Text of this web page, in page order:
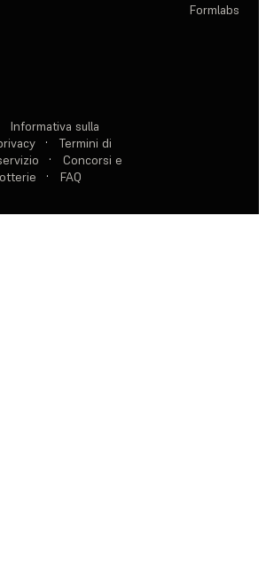
Formlabs
Informativa sulla
·
Termini di
·
Concorsi e
· FAQ